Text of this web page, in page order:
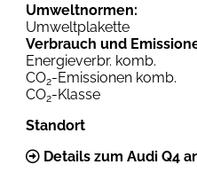
Umweltnormen:
Umweltplakette
Verbrauch und
Energieverbr. komb.
CO2-Emissionen komb.
CO2-Klasse
Standort
Details zum Audi Q4